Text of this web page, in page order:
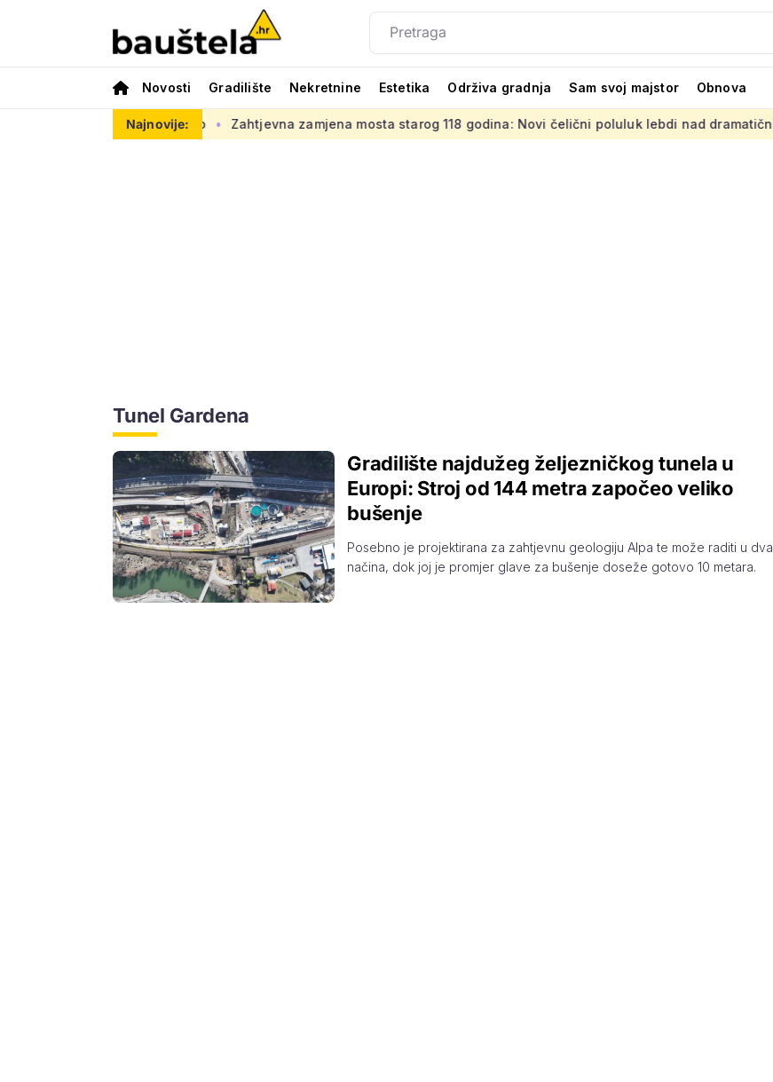
Novosti Gradilište Nekretnine Estetika Održiva gradnja Sam svoj majstor Obnova
Najnovije:
ljeto za ovaj posao Zahtjevna zamjena mosta starog 118 godina: Novi čelični poluluk lebdi nad dramatičnim klancem
Tunel Gardena
Gradilište najdužeg željezničkog tunela u
Europi: Stroj od 144 metra započeo veliko
bušenje
Posebno je projektirana za zahtjevnu geologiju Alpa te može raditi u dva
načina, dok joj je promjer glave za bušenje doseže gotovo 10 metara.